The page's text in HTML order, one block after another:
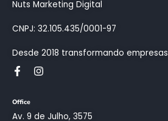
Nuts Marketing Digital
CNPJ: 32.105.435/0001-97
Desde 2018 transformando empresas
Office
Av. 9 de Julho, 3575